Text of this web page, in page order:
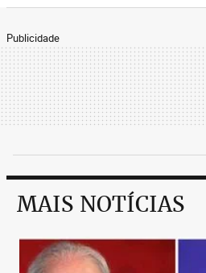
Publicidade
MAIS NOTÍCIAS